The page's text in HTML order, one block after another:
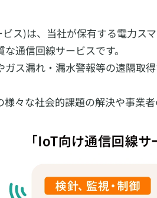
ス)は、当社が保有する電力ス
通信回線サービスです。
ス漏れ・漏水警報等の遠隔取
々な社会的課題の解決や事業